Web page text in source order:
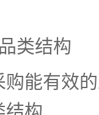
类结构
能有效的